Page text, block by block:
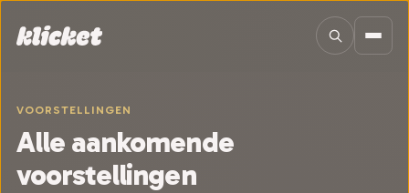
VOORSTELLINGEN
Alle aankomende
voorstellingen